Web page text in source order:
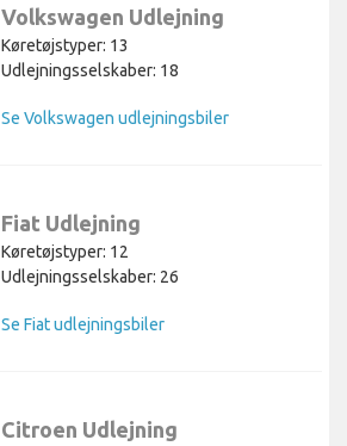
Volkswagen Udlejning
Køretøjstyper: 13
Udlejningsselskaber: 18
Se Volkswagen udlejningsbiler
Fiat Udlejning
Køretøjstyper: 12
Udlejningsselskaber: 26
Se Fiat udlejningsbiler
Citroen Udlejning